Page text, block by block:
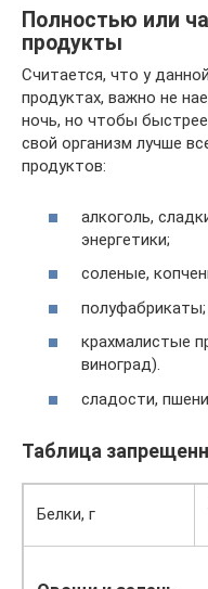
Полностью или
продукты
Считается, что у
продуктах, важно не
ночь, но чтобы
свой организм лучше
продуктов:
алкоголь,
энергетики;
соленые,
полуфабрикаты;
крахмалистые
виноград).
сладости,
Таблица
Белки, г